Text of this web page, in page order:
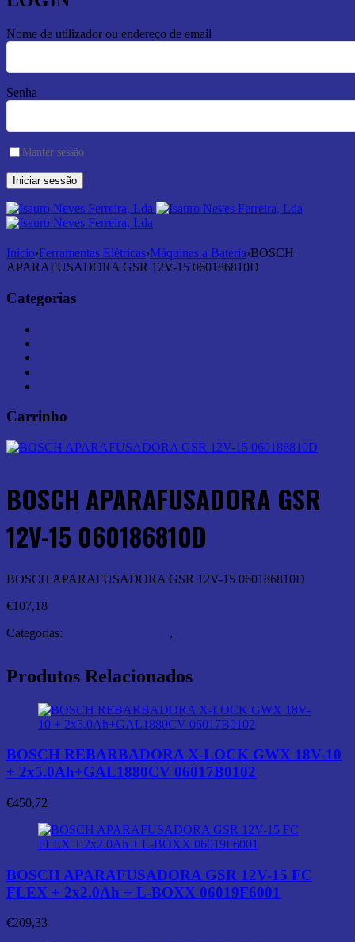
Nome de utilizador ou endereço de email
Senha
Manter sessão
Início›Ferramentas Elétricas›Máquinas a Bateria›BOSCH
APARAFUSADORA GSR 12V-15 060186810D
Categorias
Carrinho
BOSCH APARAFUSADORA GSR
12V-15 060186810D
BOSCH APARAFUSADORA GSR 12V-15 060186810D
€107,18
Categorias:
,
Produtos Relacionados
BOSCH REBARBADORA X-LOCK GWX 18V-10
+ 2x5.0Ah+GAL1880CV 06017B0102
€450,72
BOSCH APARAFUSADORA GSR 12V-15 FC
FLEX + 2x2.0Ah + L-BOXX 06019F6001
€209,33